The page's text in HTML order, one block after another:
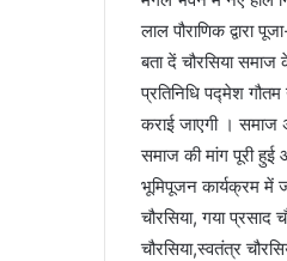
लाल पौराणिक द्वारा
बता दें चौरसिया
प्रतिनिधि पद्मेश
कराई जाएगी । समाज
समाज की मांग पूरी हुई
भूमिपूजन कार्यक्रम में
चौरसिया, गया प्रसाद
चौरसिया,स्वतंत्र